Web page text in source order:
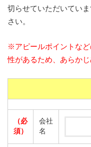
切らせていただいてい
さい。
※アピールポイントな
性があるため、あらかじ
（必
須）
会社
名